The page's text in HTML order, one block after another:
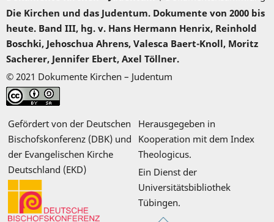
Die Kirchen und das Judentum. Dokumente von 2000 bis
heute. Band III, hg. v. Hans Hermann Henrix, Reinhold
Boschki, Jehoschua Ahrens, Valesca Baert-Knoll, Moritz
Sacherer, Jennifer Ebert, Axel Töllner.
© 2021 Dokumente Kirchen – Judentum
Gefördert von der Deutschen
Bischofskonferenz (DBK) und
der Evangelischen Kirche
Deutschland (EKD)
Herausgegeben in
Kooperation mit dem Index
Theologicus.
Ein Dienst der
Universitätsbibliothek
Tübingen.